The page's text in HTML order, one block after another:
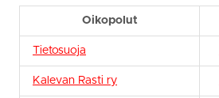
Oikopolut
Tietosuoja
Kalevan Rasti ry